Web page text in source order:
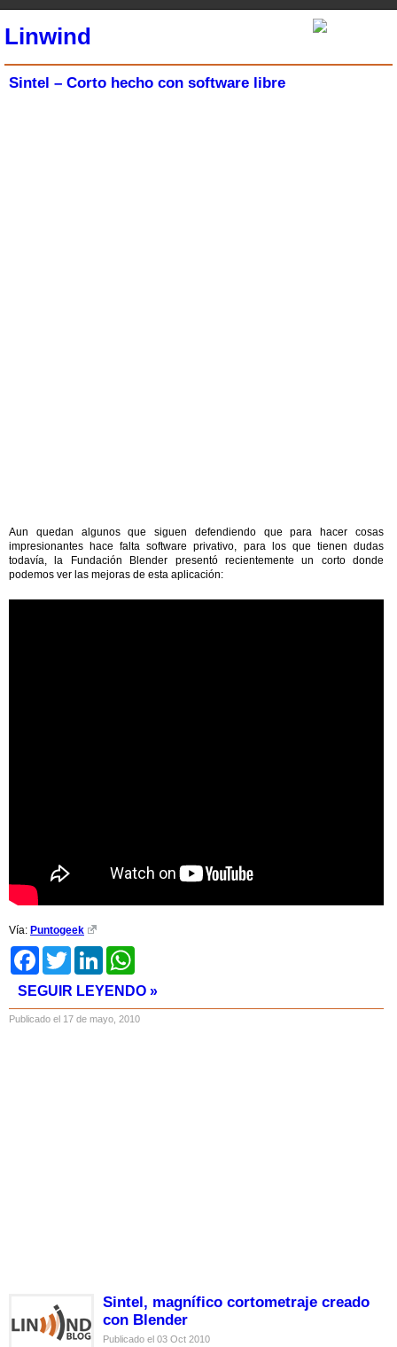
Linwind
Sintel – Corto hecho con software libre
Aun quedan algunos que siguen defendiendo que para hacer cosas
impresionantes hace falta software privativo, para los que tienen dudas
todavía, la Fundación Blender presentó recientemente un corto donde
podemos ver las mejoras de esta aplicación:
Vía: Puntogeek
FacebookTwitter LinkedIn
SEGUIR LEYENDO »
Publicado el 17 de mayo, 2010
Sintel, magnífico cortometraje creado
con Blender
Publicado el 03 Oct 2010